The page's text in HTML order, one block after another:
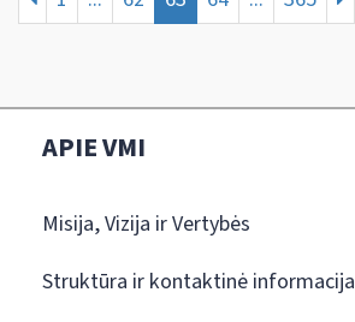
APIE VMI
Misija, Vizija ir Vertybės
Struktūra ir kontaktinė informacija